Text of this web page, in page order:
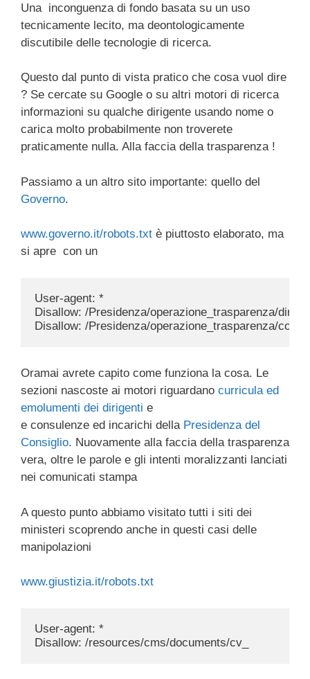
Una inconguenza di fondo basata su un uso
tecnicamente lecito, ma deontologicamente
discutibile delle tecnologie di ricerca.
Questo dal punto di vista pratico che cosa vuol dire
? Se cercate su Google o su altri motori di ricerca
informazioni su qualche dirigente usando nome o
carica molto probabilmente non troverete
praticamente nulla. Alla faccia della trasparenza !
Passiamo a un altro sito importante: quello del
Governo.
www.governo.it/robots.txt è piuttosto elaborato, ma
si apre con un
User-agent: *
Disallow: /Presidenza/operazione_trasparenza/
Oramai avrete capito come funziona la cosa. Le
sezioni nascoste ai motori riguardano curricula ed
emolumenti dei dirigenti e
e consulenze ed incarichi della Presidenza del
Consiglio. Nuovamente alla faccia della trasparenza
vera, oltre le parole e gli intenti moralizzanti lanciati
nei comunicati stampa
A questo punto abbiamo visitato tutti i siti dei
ministeri scoprendo anche in questi casi delle
manipolazioni
www.giustizia.it/robots.txt
User-agent: *